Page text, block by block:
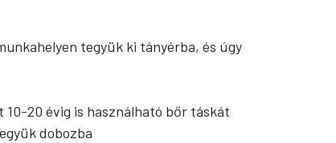
tegyük ki tányérba, és úgy
20 évig is használható bőr táskát
dobozba